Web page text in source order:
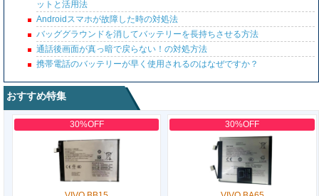
ットと活用法
Androidスマホが故障した時の対処法
バッググラウンドを消してバッテリーを長持ちさせる方法
通話後画面が真っ暗で戻らない！の対処方法
携帯電話のバッテリーが早く使用されるのはなぜですか？
おすすめ特集
30%OFF 30%OFF